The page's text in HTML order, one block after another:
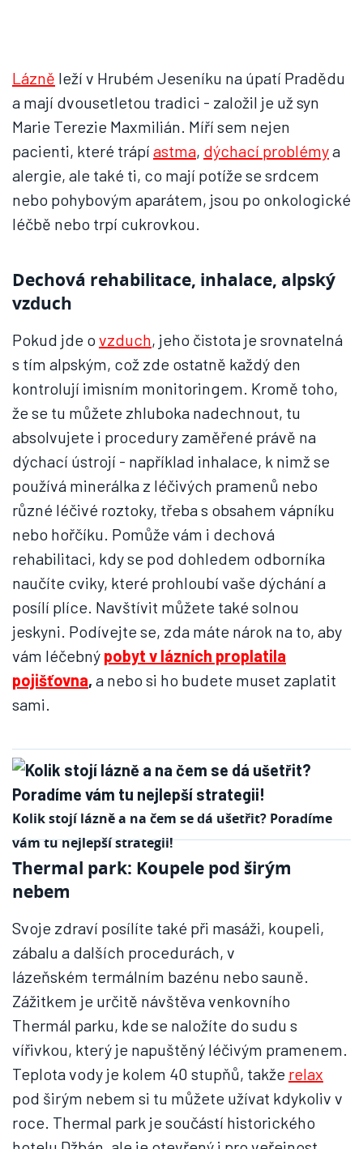
Lázně leží v Hrubém Jeseníku na úpatí Pradědu
a mají dvousetletou tradici - založil je už syn
Marie Terezie Maxmilián. Míří sem nejen
pacienti, které trápí astma, dýchací problémya
alergie, ale také ti, co mají potíže se srdcem
nebo pohybovým aparátem, jsou po onkologické
léčbě nebo trpí cukrovkou.
Dechová rehabilitace, inhalace, alpský
vzduch
Pokud jde o vzduch, jeho čistota je srovnatelná
s tím alpským, což zde ostatně každý den
kontrolují imisním monitoringem. Kromě toho,
že se tu můžete zhluboka nadechnout, tu
absolvujete i procedury zaměřené právě na
dýchací ústrojí - například inhalace, k nimž se
používá minerálka z léčivých pramenů nebo
různé léčivé roztoky, třeba s obsahem vápníku
nebo hořčíku. Pomůže vám i dechová
rehabilitaci, kdy se pod dohledem odborníka
naučíte cviky, které prohloubí vaše dýchání a
posílí plíce. Navštívit můžete také solnou
jeskyni. Podívejte se, zda máte nárok na to, aby
vám léčebný pobyt v lázních proplatila
pojišťovna, a nebo si ho budete muset zaplatit
sami.
Kolik stojí lázně a na čem se dá ušetřit? Poradíme
vám tu nejlepší strategii!
Thermal park: Koupele pod širým
nebem
Svoje zdraví posílíte také při masáži, koupeli,
zábalu a dalších procedurách, v
lázeňském termálním bazénu nebo sauně.
Zážitkem je určitě návštěva venkovního
Thermál parku, kde se naložíte do sudu s
vířivkou, který je napuštěný léčivým pramenem.
Teplota vody je kolem 40 stupňů, takže relax
pod širým nebem si tu můžete užívat kdykoliv v
roce. Thermal park je součástí historického